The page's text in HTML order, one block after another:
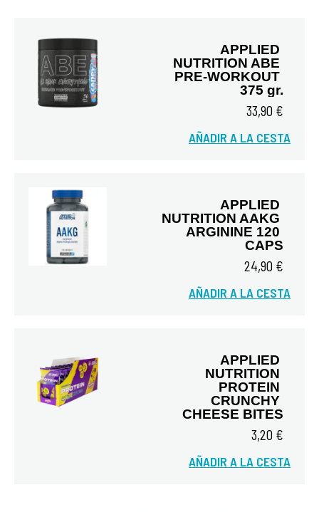
APPLIED
NUTRITION ABE
PRE-WORKOUT
375 gr.
33,90 €
AÑADIR A LA CESTA
APPLIED
NUTRITION AAKG
ARGININE 120
CAPS
24,90 €
AÑADIR A LA CESTA
APPLIED
NUTRITION
PROTEIN
CRUNCHY
CHEESE BITES
3,20 €
AÑADIR A LA CESTA